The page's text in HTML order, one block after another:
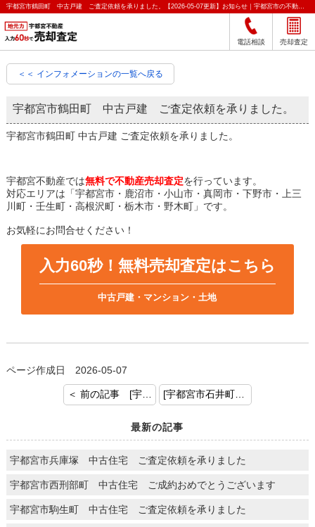
宇都宮市鶴田町 中古戸建 ご査定依頼を承りました。【2026-05-07更新】お知らせ｜宇都宮市の不動産をクイック売却査定｜宇都宮不動産
電話相談 売却査定
＜＜ インフォメーションの一覧へ戻る
宇都宮市鶴田町 中古戸建 ご査定依頼を承りました。
宇都宮市鶴田町 中古戸建 ご査定依頼を承りました。
宇都宮不動産では無料で不動産売却査定を行っています。
対応エリアは「宇都宮市・鹿沼市・小山市・真岡市・下野市・上三
川町・壬生町・高根沢町・栃木市・野木町」です。
お気軽にお問合せください！
入力60秒！無料売却査定はこちら
中古戸建・マンション・土地
ページ作成日 2026-05-07
＜ 前の記事 [宇都宮市 今宮二丁目 中古戸建 ご査定依頼を承りました。] [宇都宮市石井町 中古戸建 ご査定依頼を承りました。] 次の記事 ＞
最新の記事
宇都宮市兵庫塚 中古住宅 ご査定依頼を承りました
宇都宮市西刑部町 中古住宅 ご成約おめでとうございます
宇都宮市駒生町 中古住宅 ご査定依頼を承りました